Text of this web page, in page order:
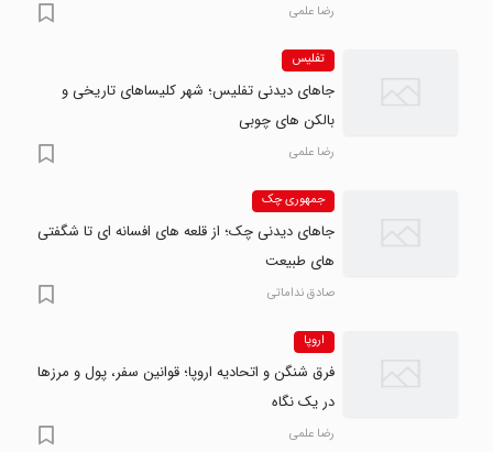
رضا علمی
تفلیس
جاهای دیدنی تفلیس؛ شهر کلیساهای تاریخی و
بالکن های چوبی
رضا علمی
جمهوری چک
جاهای دیدنی چک؛ از قلعه های افسانه ای تا شگفتی
های طبیعت
صادق نداماتی
اروپا
فرق شنگن و اتحادیه اروپا؛ قوانین سفر، پول و مرزها
در یک نگاه
رضا علمی